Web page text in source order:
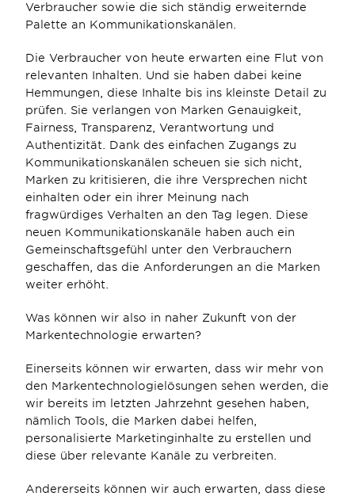
Verbraucher sowie die sich ständig erweiternde
Palette an Kommunikationskanälen.
Die Verbraucher von heute erwarten eine Flut von
relevanten Inhalten. Und sie haben dabei keine
Hemmungen, diese Inhalte bis ins kleinste Detail zu
prüfen. Sie verlangen von Marken Genauigkeit,
Fairness, Transparenz, Verantwortung und
Authentizität. Dank des einfachen Zugangs zu
Kommunikationskanälen scheuen sie sich nicht,
Marken zu kritisieren, die ihre Versprechen nicht
einhalten oder ein ihrer Meinung nach
fragwürdiges Verhalten an den Tag legen. Diese
neuen Kommunikationskanäle haben auch ein
Gemeinschaftsgefühl unter den Verbrauchern
geschaffen, das die Anforderungen an die Marken
weiter erhöht.
Was können wir also in naher Zukunft von der
Markentechnologie erwarten?
Einerseits können wir erwarten, dass wir mehr von
den Markentechnologielösungen sehen werden, die
wir bereits im letzten Jahrzehnt gesehen haben,
nämlich Tools, die Marken dabei helfen,
personalisierte Marketinginhalte zu erstellen und
diese über relevante Kanäle zu verbreiten.
Andererseits können wir auch erwarten, dass diese